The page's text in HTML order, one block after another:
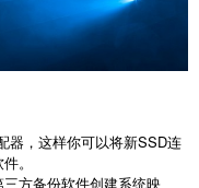
器，这样你可以将新SSD连
。
方备份软件创建系统映